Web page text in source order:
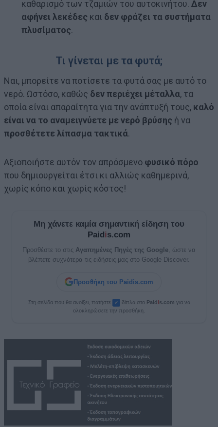
καθαρισμό των τζαμιών του αυτοκινήτου. Δεν
αφήνει λεκέδες και δεν φράζει τα συστήματα
πλυσίματος.
Τι γίνεται με τα φυτά;
Ναι, μπορείτε να ποτίσετε τα φυτά σας με αυτό το
νερό. Ωστόσο, καθώς δεν περιέχει μέταλλα, τα
οποία είναι απαραίτητα για την ανάπτυξή τους, καλό
είναι να το αναμειγνύετε με νερό βρύσης ή να
προσθέτετε λίπασμα τακτικά.
Αξιοποιήστε αυτόν τον απρόσμενο φυσικό πόρο
που δημιουργείται έτσι κι αλλιώς καθημερινά,
χωρίς κόπο και χωρίς κόστος!
Μη χάνετε καμία σημαντική είδηση του
Paidis.com
Προσθέστε το στις Αγαπημένες Πηγές της Google , ώστε να
βλέπετε συχνότερα τις ειδήσεις μας στο Google Discover.
Προσθήκη του Paidis.com
Στη σελίδα που θα ανοίξει, πατήστε ✓ δίπλα στο Paidis.com για να
ολοκληρώσετε την προσθήκη.